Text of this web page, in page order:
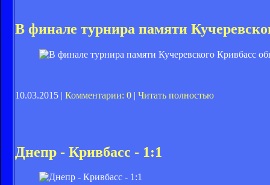
В финале турнира памяти
10.03.2015 | Комментарии: 0 | Читать полностью
Днепр - Кривбасс - 1:1